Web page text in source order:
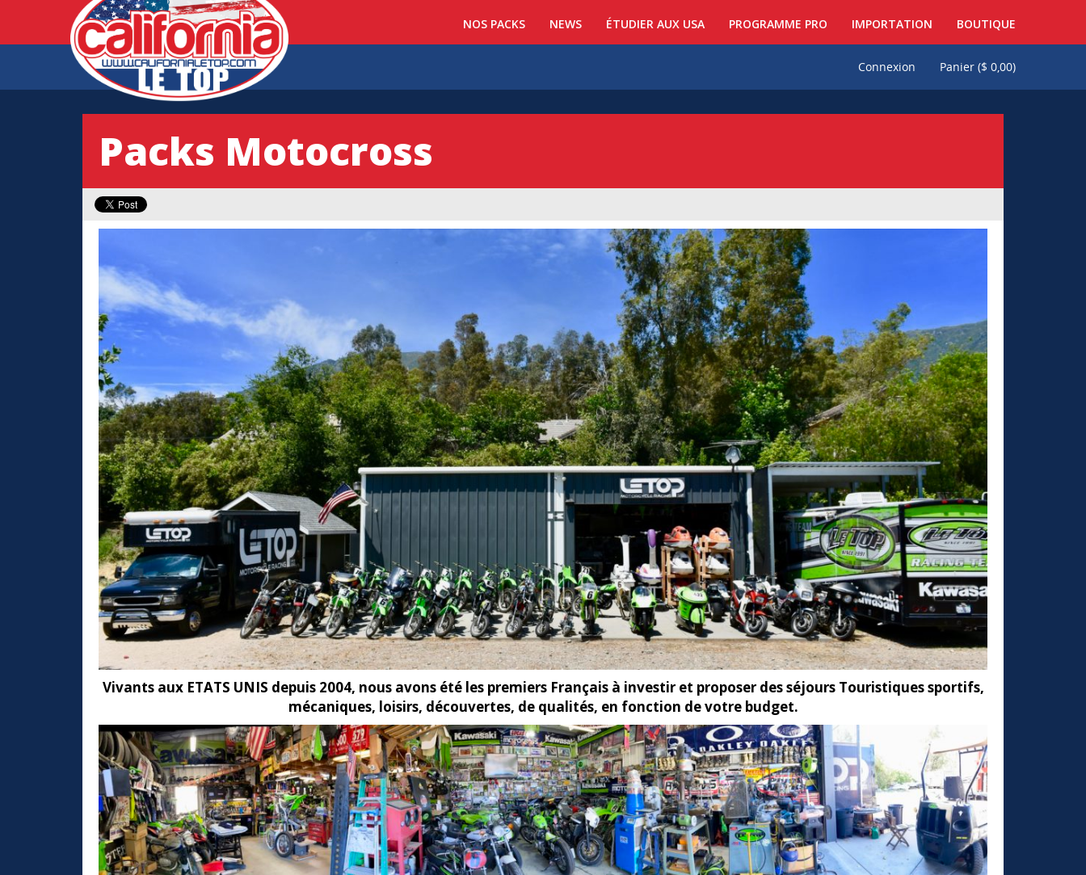
NOS PACKS NEWS ÉTUDIER AUX USA PROGRAMME PRO IMPORTATION BOUTIQUE
Connexion Panier ($ 0,00)
Packs Motocross
Vivants aux ETATS UNIS depuis 2004, nous avons été les premiers Français à investir et proposer des séjours Touristiques sportifs,
mécaniques, loisirs, découvertes, de qualités, en fonction de votre budget.